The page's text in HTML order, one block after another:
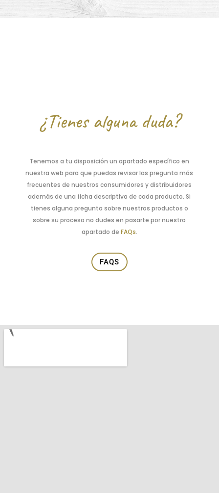
¿Tienes alguna duda?
Tenemos a tu disposición un apartado específico en
nuestra web para que puedas revisar las pregunta más
frecuentes de nuestros consumidores y distribuidores
además de una ficha descriptiva de cada producto. Si
tienes alguna pregunta sobre nuestros productos o
sobre su proceso no dudes en pasarte por nuestro
apartado de FAQs.
FAQS